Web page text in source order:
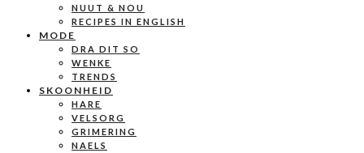
NUUT & NOU
RECIPES IN ENGLISH
MODE
DRA DIT SO
WENKE
TRENDS
SKOONHEID
HARE
VELSORG
GRIMERING
NAELS